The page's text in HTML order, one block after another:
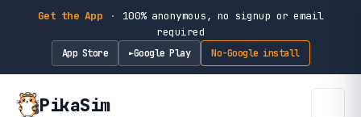
Get the App ·
100% anonymous, no signup or email
required
App Store ►Google Play No-Google install
PikaSim